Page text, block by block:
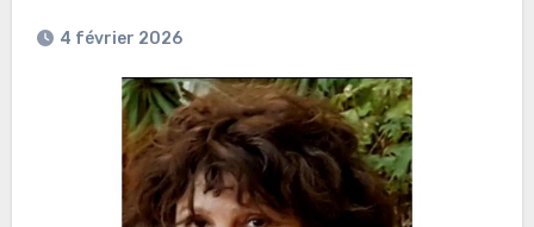
4 février 2026